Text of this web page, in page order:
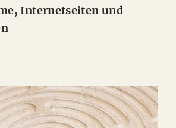
Internetseiten und